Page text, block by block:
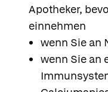
Apotheker,
einnehmen
wenn Sie an
wenn Sie an